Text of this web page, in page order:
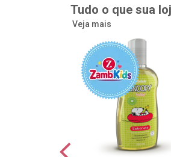
Tudo o que sua
Veja mais